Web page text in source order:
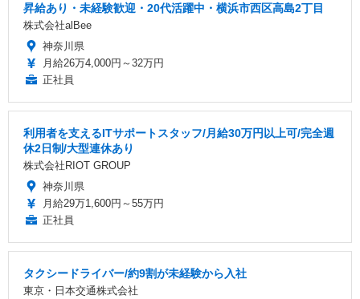
昇給あり・未経験歓迎・20代活躍中・横浜市西区高島2丁目
株式会社alBee
神奈川県
月給26万4,000円～32万円
正社員
利用者を支えるITサポートスタッフ/月給30万円以上可/完全週
休2日制/大型連休あり
株式会社RIOT GROUP
神奈川県
月給29万1,600円～55万円
正社員
タクシードライバー/約9割が未経験から入社
東京・日本交通株式会社